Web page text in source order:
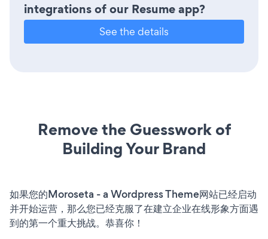
integrations of our Resume app?
See the details
Remove the Guesswork of
Building Your Brand
如果您的Moroseta - a Wordpress Theme网站已经启动
并开始运营，那么您已经克服了在建立企业在线形象方面遇
到的第一个重大挑战。恭喜你！